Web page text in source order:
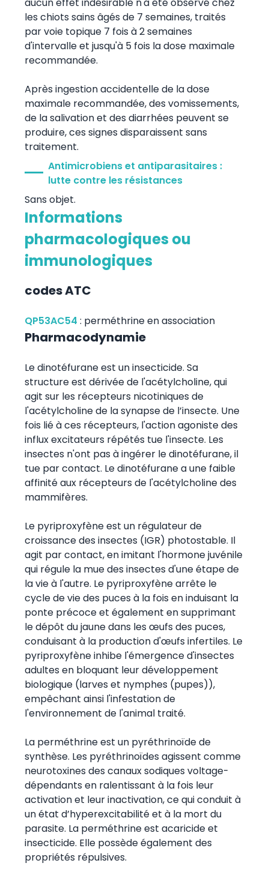
les chiots sains âgés de 7 semaines, traités
par voie topique 7 fois à 2 semaines
d'intervalle et jusqu'à 5 fois la dose maximale
recommandée.
Après ingestion accidentelle de la dose
maximale recommandée, des vomissements,
de la salivation et des diarrhées peuvent se
produire, ces signes disparaissent sans
traitement.
Antimicrobiens et antiparasitaires :
lutte contre les résistances
Sans objet.
Informations
pharmacologiques ou
immunologiques
codes ATC
QP53AC54 : perméthrine en association
Pharmacodynamie
Le dinotéfurane est un insecticide. Sa
structure est dérivée de l'acétylcholine, qui
agit sur les récepteurs nicotiniques de
l'acétylcholine de la synapse de l’insecte. Une
fois lié à ces récepteurs, l'action agoniste des
influx excitateurs répétés tue l'insecte. Les
insectes n'ont pas à ingérer le dinotéfurane, il
tue par contact. Le dinotéfurane a une faible
affinité aux récepteurs de l'acétylcholine des
mammifères.
Le pyriproxyfène est un régulateur de
croissance des insectes (IGR) photostable. Il
agit par contact, en imitant l'hormone juvénile
qui régule la mue des insectes d'une étape de
la vie à l'autre. Le pyriproxyfène arrête le
cycle de vie des puces à la fois en induisant la
ponte précoce et également en supprimant
le dépôt du jaune dans les œufs des puces,
conduisant à la production d'œufs infertiles. Le
pyriproxyfène inhibe l'émergence d'insectes
adultes en bloquant leur développement
biologique (larves et nymphes (pupes)),
empêchant ainsi l'infestation de
l'environnement de l'animal traité.
La perméthrine est un pyréthrinoïde de
synthèse. Les pyréthrinoïdes agissent comme
neurotoxines des canaux sodiques voltage-
dépendants en ralentissant à la fois leur
activation et leur inactivation, ce qui conduit à
un état d’hyperexcitabilité et à la mort du
parasite. La perméthrine est acaricide et
insecticide. Elle possède également des
propriétés répulsives.